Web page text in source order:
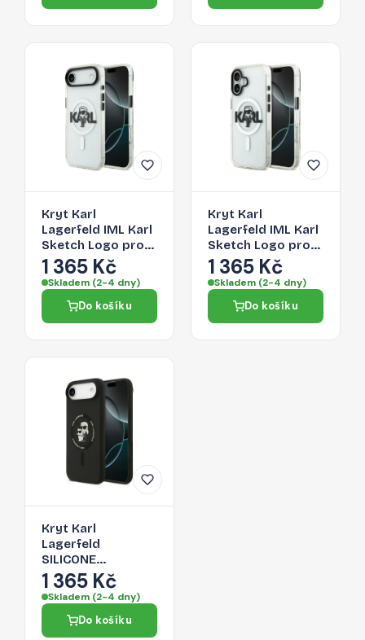
Kryt Karl
Lagerfeld IML Karl
Sketch Logo pro
iPhone 17 Air -
transparentní
1 365 Kč
Skladem (2-4 dny)
Do košíku
Kryt Karl
Lagerfeld IML Karl
Sketch Logo pro
iPhone 17 -
transparentní
1 365 Kč
Skladem (2-4 dny)
Do košíku
Kryt Karl
Lagerfeld
SILICONE
KARL&CHOUPETTE
pro iPhone 17 Air -
černý
1 365 Kč
Skladem (2-4 dny)
Do košíku